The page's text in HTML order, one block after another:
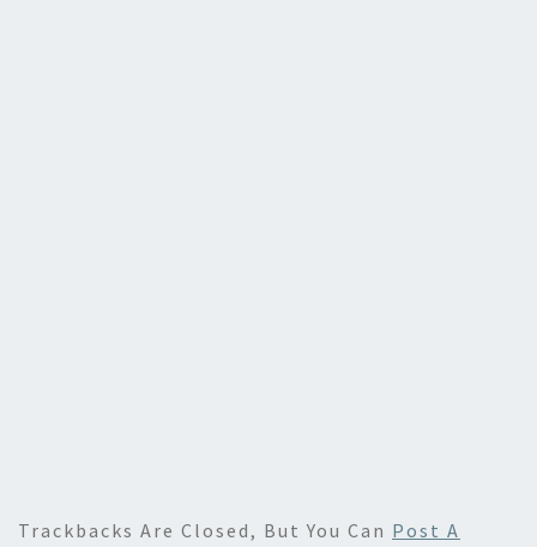
Trackbacks Are Closed, But You Can Post A